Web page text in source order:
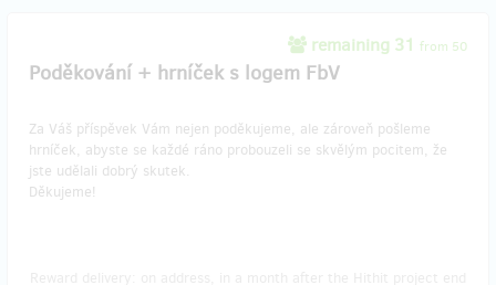
remaining 31 from 50
Poděkování + hrníček s logem FbV
Za Váš příspěvek Vám nejen poděkujeme, ale zároveň pošleme
hrníček, abyste se každé ráno probouzeli se skvělým pocitem, že
jste udělali dobrý skutek.
Děkujeme!